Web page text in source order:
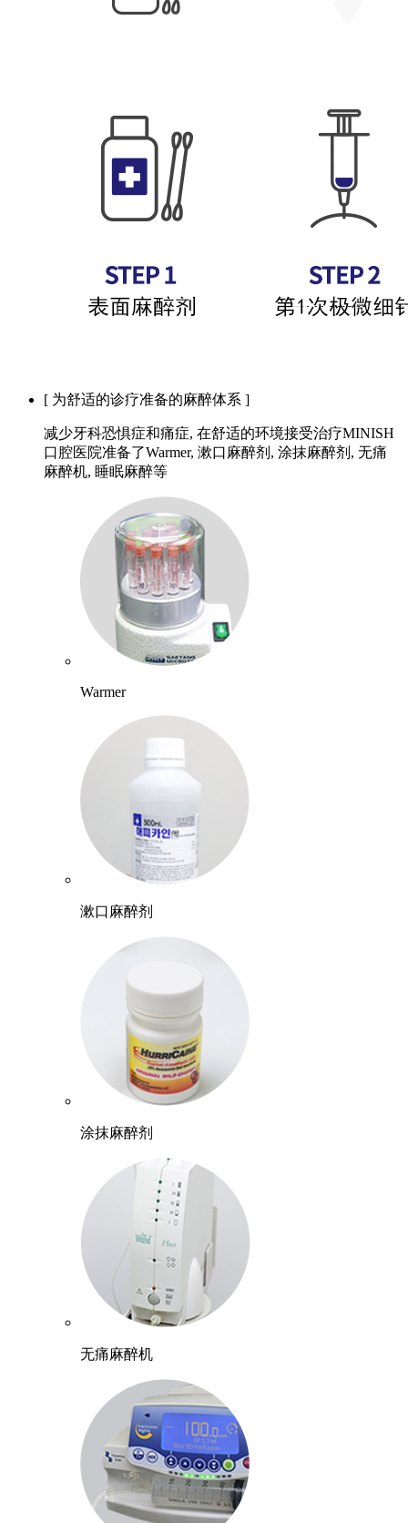
[ 为舒适的诊疗准备的麻醉体系 ]
减少牙科恐惧症和痛症, 在舒适的环境接受治疗MINISH
口腔医院准备了Warmer, 漱口麻醉剂, 涂抹麻醉剂, 无痛
麻醉机, 睡眠麻醉等
Warmer
漱口麻醉剂
涂抹麻醉剂
无痛麻醉机